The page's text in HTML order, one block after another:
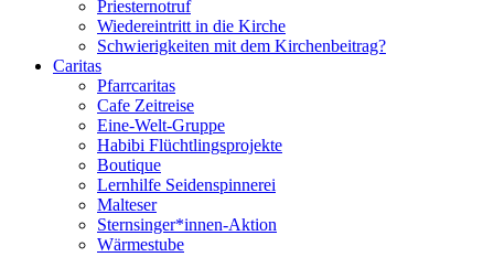
Priesternotruf
Wiedereintritt in die Kirche
Schwierigkeiten mit dem Kirchenbeitrag?
Caritas
Pfarrcaritas
Cafe Zeitreise
Eine-Welt-Gruppe
Habibi Flüchtlingsprojekte
Boutique
Lernhilfe Seidenspinnerei
Malteser
Sternsinger*innen-Aktion
Wärmestube